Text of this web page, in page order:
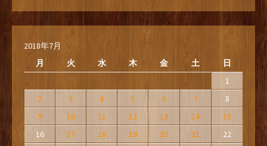
2018年7月
月
火 水 木 金 土 日
1
2
3 4 5 6 7
8
9
10 11 12 13 14
15
16
17 18 19 20 21
22